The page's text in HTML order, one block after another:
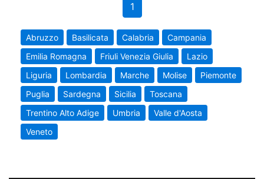
1
Abruzzo Basilicata Calabria
Campania
Emilia Romagna
Friuli Venezia Giulia
Lazio
Liguria
Lombardia Marche Molise
Piemonte
Puglia
Sardegna Sicilia
Toscana
Trentino Alto Adige
Umbria
Valle d'Aosta
Veneto